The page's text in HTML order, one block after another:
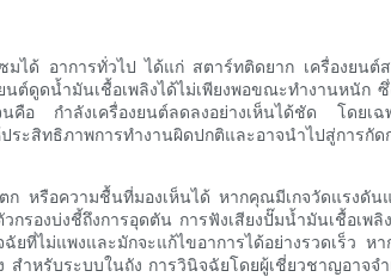
ได้ อาการทั่วไป ได้แก่ สตาร์ทติดยาก เครื่องยนต์
ต์ดูดน้ำมันเชื้อเพลิงได้ไม่เพียงพอขณะทำงานหนัก
อ กำลังเครื่องยนต์ลดลงอย่างเห็นได้ชัด โดยเฉ
ะสิทธิภาพการทำงานผิดปกติและอาจนำไปสู่การกั
หรือความชื้นที่มองเห็นได้ หากคุณมีเกจวัดแรงดั
องบ่งชี้ถึงการอุดตัน การฟังเสียงปั๊มน้ำมันเชื้อเพ
ไม่แพงและมักจะแก้ไขอาการได้อย่างรวดเร็ว หา
หรับระบบในถัง การวินิจฉัยโดยผู้เชี่ยวชาญอาจจำ